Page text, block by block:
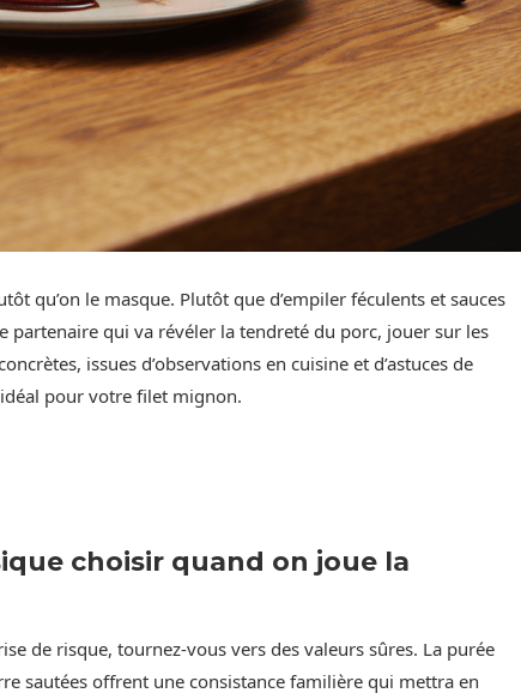
qu’on le masque. Plutôt que d’empiler féculents et sauces
partenaire qui va révéler la tendreté du porc, jouer sur les
issues d’observations en cuisine et d’astuces de
pour votre filet mignon.
choisir quand on joue la
de risque, tournez-vous vers des valeurs sûres. La purée
sautées offrent une consistance familière qui mettra en